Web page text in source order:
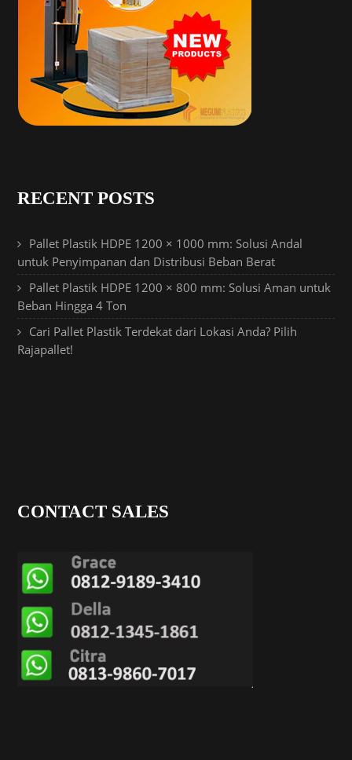
RECENT POSTS
Pallet Plastik HDPE 1200 × 1000 mm: Solusi Andal
untuk Penyimpanan dan Distribusi Beban Berat
Pallet Plastik HDPE 1200 × 800 mm: Solusi Aman untuk
Beban Hingga 4 Ton
Cari Pallet Plastik Terdekat dari Lokasi Anda? Pilih
Rajapallet!
CONTACT SALES